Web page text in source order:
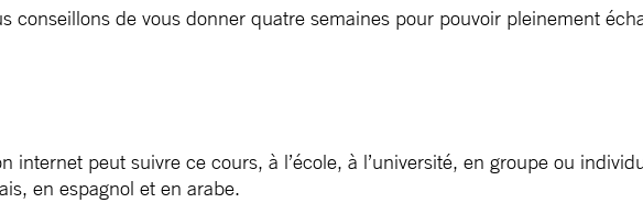
de vous donner quatre semaines pour pouvoir pleinement
internet peut suivre ce cours, à l’école, à l’université, en groupe ou
en espagnol et en arabe.